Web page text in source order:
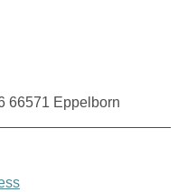
66571 Eppelborn